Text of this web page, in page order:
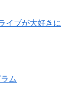
イブが大好きに
ム